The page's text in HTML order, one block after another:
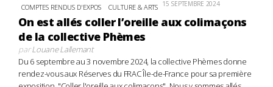
COMPTES RENDUS D'EXPOS
CULTURE & ARTS 15 SEPTEMBRE 2024
On est allés coller l’oreille aux colimaçons
de la collective Phèmes
parLouane Lallemant
Du 6 septembre au 3 novembre 2024, la collective Phèmes donne
rendez-vous aux Réserves du FRAC Île-de-France pour sa première